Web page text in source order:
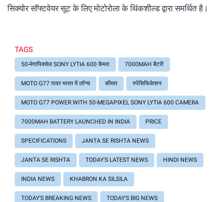
सिक्योर सॉफ्टवेयर सूट के लिए मोटोरोला के थिंकशील्ड द्वारा समर्थित है।
TAGS
50-मेगापिक्सेल SONY LYTIA 600 कैमरा 7000MAH बैटरी
MOTO G77 पावर भारत में लॉन्च कीमत स्पेसिफिकेशन
MOTO G77 POWER WITH 50-MEGAPIXEL SONY LYTIA 600 CAMERA
7000MAH BATTERY LAUNCHED IN INDIA PRICE
SPECIFICATIONS JANTA SE RISHTA NEWS
JANTA SE RISHTA TODAY'S LATEST NEWS HINDI NEWS
INDIA NEWS KHABRON KA SILSILA
TODAY'S BREAKING NEWS TODAY'S BIG NEWS